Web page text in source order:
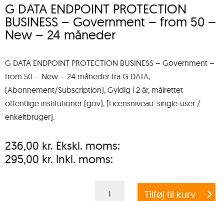
G DATA ENDPOINT PROTECTION
BUSINESS – Government – from 50 –
New – 24 måneder
G DATA ENDPOINT PROTECTION BUSINESS – Government –
from 50 – New – 24 måneder fra G DATA,
(Abonnement/Subscription), Gyldig i 2 år, målrettet
offentlige institutioner (gov), [Licensniveau: single-user /
enkeltbruger].
236,00 kr. Ekskl. moms:
295,00 kr. Inkl. moms:
Tilføj til kurv